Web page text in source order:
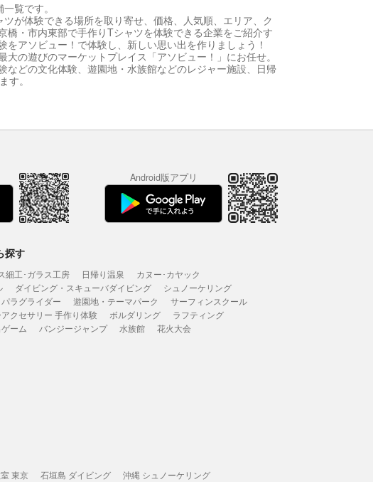
覧です。
が体験できる場所を取り寄せ、価格、人気順、エリア、ク
・市内東部で手作りTシャツを体験できる企業をご紹介す
アソビュー！で体験し、新しい思い出を作りましょう！
の遊びのマーケットプレイス「アソビュー！」にお任せ。
どの文化体験、遊園地・水族館などのレジャー施設、日帰
す。
Android版アプリ
探す
細工･ガラス工房 日帰り温泉
カヌー･カヤック
ダイビング・スキューバダイビング
シュノーケリング
パラグライダー 遊園地・テーマパーク
サーフィンスクール
クセサリー 手作り体験 ボルダリング
ラフティング
ーム バンジージャンプ 水族館 花火大会
東京 石垣島 ダイビング 沖縄 シュノーケリング